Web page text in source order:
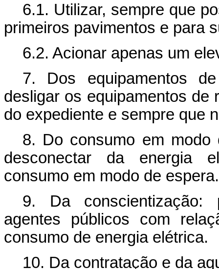
6.1. Utilizar, sempre que
primeiros pavimentos e para
6.2. Acionar apenas um
7. Dos equipamentos
desligar os equipamentos de
do expediente e sempre que
8. Do consumo em
desconectar da energia
consumo em modo de espera.
9. Da conscientização:
agentes públicos com
consumo de energia elétrica.
10. Da contratação e da